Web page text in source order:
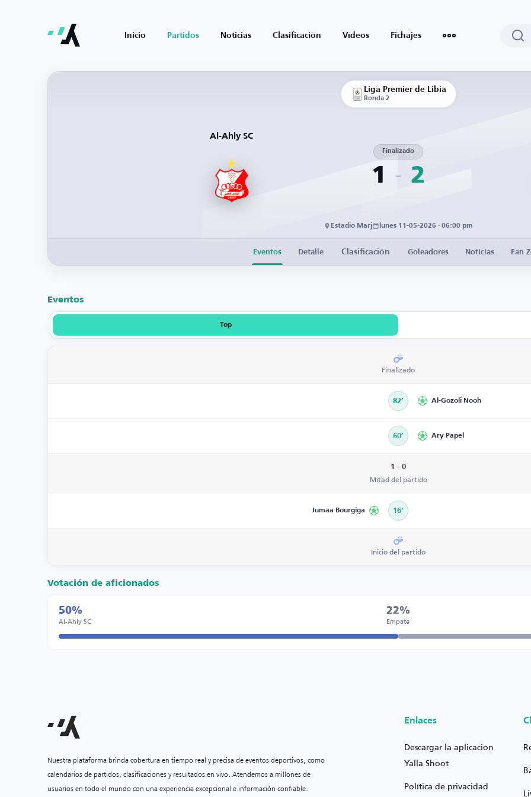
Inicio Partidos Noticias Clasificación Vídeos Fichajes
Liga Premier de Libia
Ronda 2
Al-Ahly SC
1
Finalizado
2
Estadio Marj lunes 11-05-2026 · 06:00 pm
Eventos Detalle Clasificación Goleadores Noticias Fan
Eventos
Top
Finalizado
82’ Al-Gozoli Nooh
60’ Ary Papel
1 - 0
Mitad del partido
Jumaa Bourgiga 16’
Inicio del partido
Votación de aficionados
50%
Al-Ahly SC
22%
Empate
Nuestra plataforma brinda cobertura en tiempo real y precisa de eventos deportivos, como
calendarios de partidos, clasificaciones y resultados en vivo. Atendemos a millones de
usuarios en todo el mundo con una experiencia excepcional e información confiable.
Enlaces
Descargar la aplicación
Yalla Shoot
Política de privacidad